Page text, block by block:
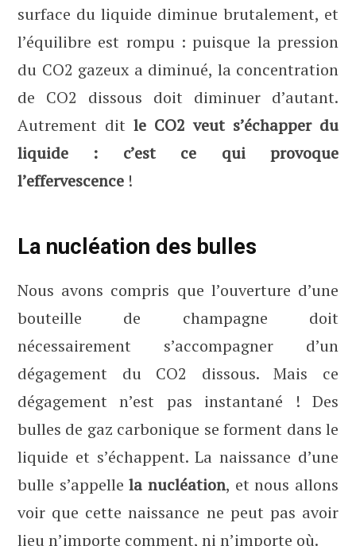
surface du liquide diminue brutalement, et
l’équilibre est rompu : puisque la pression
du CO2 gazeux a diminué, la concentration
de CO2 dissous doit diminuer d’autant.
Autrement dit le CO2 veut s’échapper du
liquide : c’est ce qui provoque
l’effervescence !
La nucléation des bulles
Nous avons compris que l’ouverture d’une
bouteille de champagne doit
nécessairement s’accompagner d’un
dégagement du CO2 dissous. Mais ce
dégagement n’est pas instantané ! Des
bulles de gaz carbonique se forment dans le
liquide et s’échappent. La naissance d’une
bulle s’appellela nucléation, et nous allons
voir que cette naissance ne peut pas avoir
lieu n’importe comment, ni n’importe où.